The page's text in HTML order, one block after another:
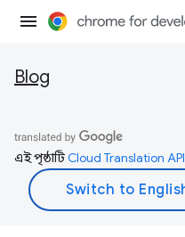
Blog
এই পৃষ্ঠাটিCloud Translation API